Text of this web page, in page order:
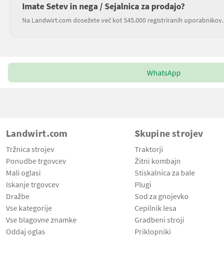
Imate Setev in nega / Sejalnica za prodajo?
Na Landwirt.com dosežete več kot 545.000 registriranih uporabnikov.
WhatsApp
Landwirt.com
Tržnica strojev
Ponudbe trgovcev
Mali oglasi
Iskanje trgovcev
Dražbe
Vse kategorije
Vse blagovne znamke
Oddaj oglas
Skupine strojev
Traktorji
Žitni kombajn
Stiskalnica za bale
Plugi
Sod za gnojevko
Cepilnik lesa
Gradbeni stroji
Priklopniki